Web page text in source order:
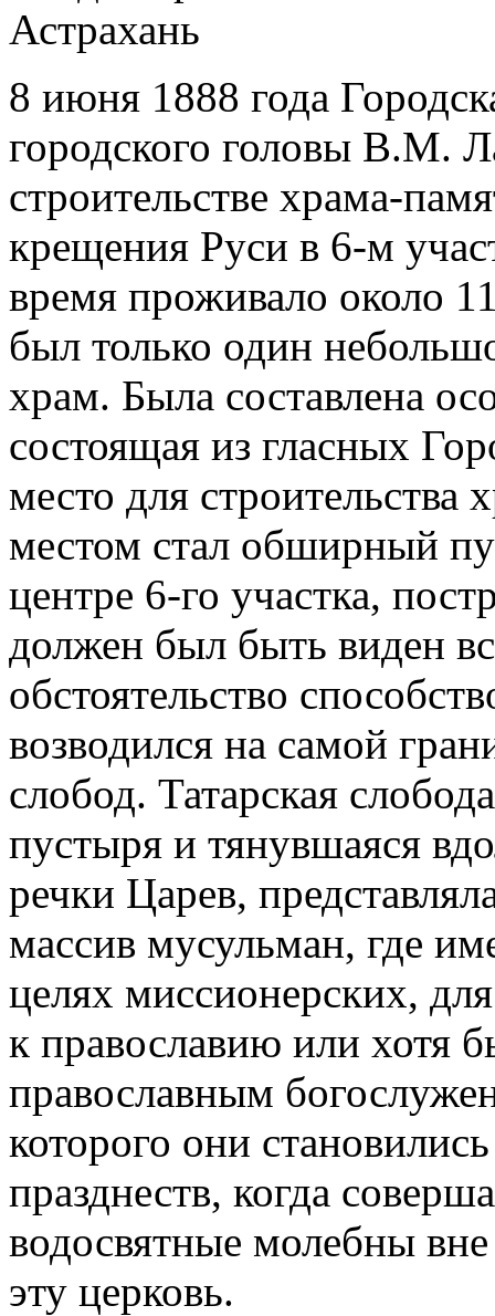
8 июня 1888 года
городского головы В.М.
строительстве храма-
крещения Руси в 6-м
время проживало около
был только один
храм. Была составлена
состоящая из гласных
место для строительства
местом стал обширный
центре 6-го участка,
должен был быть виден
обстоятельство
возводился на самой
слобод. Татарская
пустыря и тянувшаяся
речки Царев,
массив мусульман, где
целях миссионерских,
к православию или хотя
православным
которого они
празднеств, когда
водосвятные молебны
эту церковь.